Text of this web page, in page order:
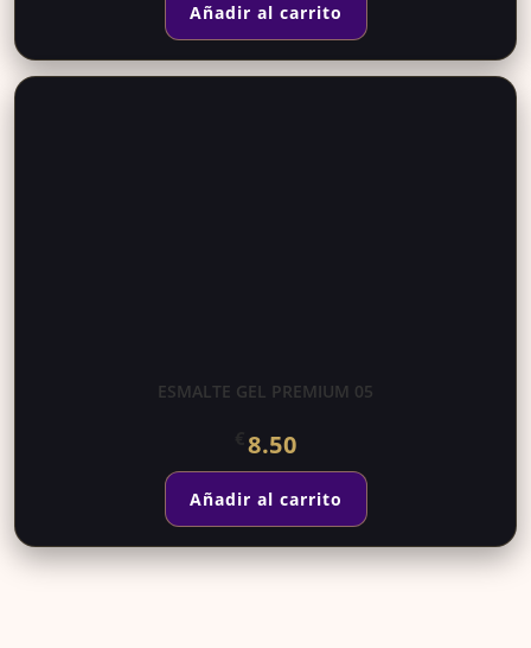
Añadir al carrito
ESMALTE GEL PREMIUM 05
8.50
Añadir al carrito